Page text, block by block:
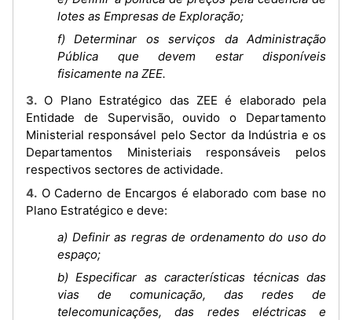
lotes as Empresas de Exploração;
f) Determinar os serviços da Administração
Pública que devem estar disponíveis
fisicamente na ZEE.
3. O Plano Estratégico das ZEE é elaborado pela
Entidade de Supervisão, ouvido o Departamento
Ministerial responsável pelo Sector da Indústria e os
Departamentos Ministeriais responsáveis pelos
respectivos sectores de actividade.
4. O Caderno de Encargos é elaborado com base no
Plano Estratégico e deve:
a) Definir as regras de ordenamento do uso do
espaço;
b) Especificar as características técnicas das
vias de comunicação, das redes de
telecomunicações, das redes eléctricas e